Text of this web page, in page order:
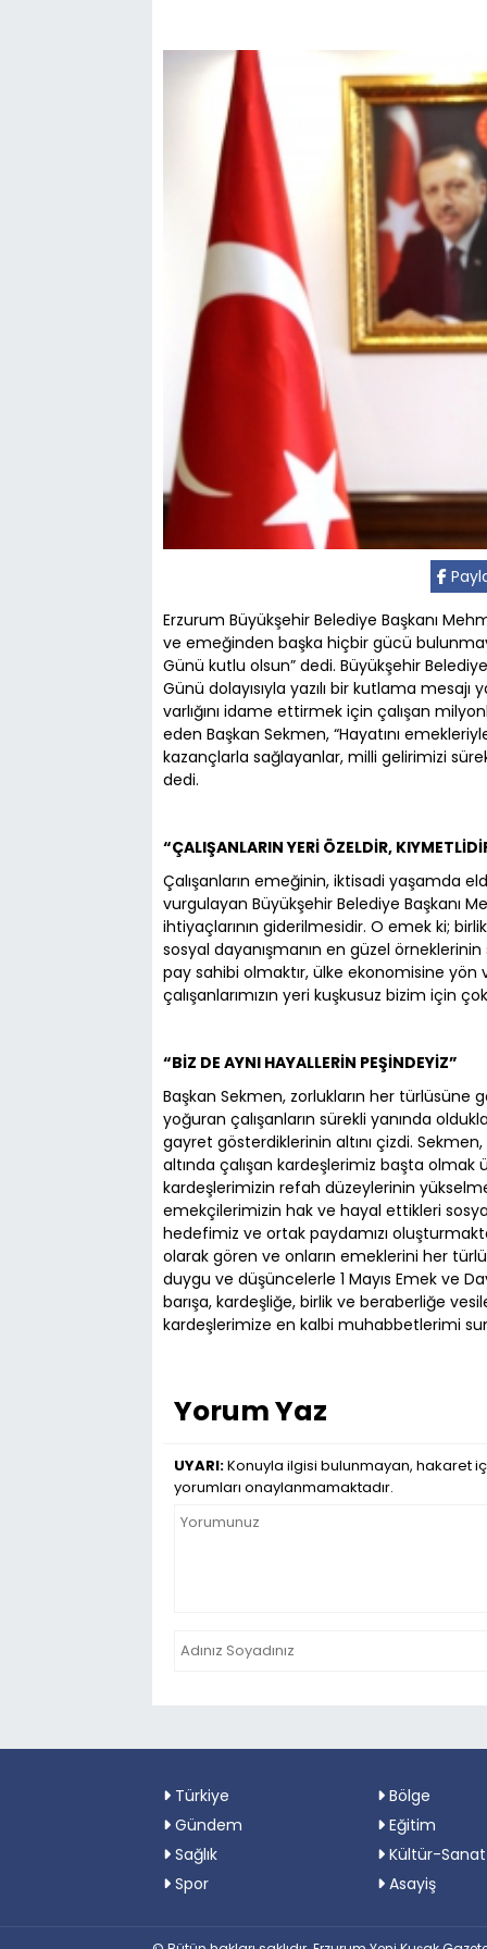
Erzurum Büyükşehir Belediye Başkanı
ve emeğinden başka hiçbir gücü
Günü kutlu olsun” dedi. Büyükşehir
Günü dolayısıyla yazılı bir kutlama mesajı
varlığını idame ettirmek için çalışan
eden Başkan Sekmen, “Hayatını
kazançlarla sağlayanlar, milli gelirimizi
dedi.
“ÇALIŞANLARIN YERİ ÖZELDİR,
Çalışanların emeğinin, iktisadi yaşamda
vurgulayan Büyükşehir Belediye Başkanı
ihtiyaçlarının giderilmesidir. O emek ki;
sosyal dayanışmanın en güzel
pay sahibi olmaktır, ülke ekonomisine
çalışanlarımızın yeri kuşkusuz bizim için
“BİZ DE AYNI HAYALLERİN PEŞİNDEYİZ”
Başkan Sekmen, zorlukların her türlüsüne
yoğuran çalışanların sürekli yanında
gayret gösterdiklerinin altını çizdi.
altında çalışan kardeşlerimiz başta
kardeşlerimizin refah düzeylerinin
emekçilerimizin hak ve hayal ettikleri
hedefimiz ve ortak paydamızı
olarak gören ve onların emeklerini her
duygu ve düşüncelerle 1 Mayıs Emek ve
barışa, kardeşliğe, birlik ve beraberliğe
kardeşlerimize en kalbi muhabbetlerimi
Yorum Yaz
UYARI:Konuyla ilgisi bulunmayan, hakaret
yorumları onaylanmamaktadır.
Türkiye
Bölge
Gündem
Eğitim
Sağlık
Kültür-Sanat
Spor
Asayiş